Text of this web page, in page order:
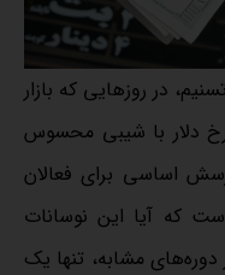
در روزهایی که بازار
دلار با شیبی محسوس
اساسی برای فعالان
که آیا این نوسانات
دوره‌های مشابه، تنها یک